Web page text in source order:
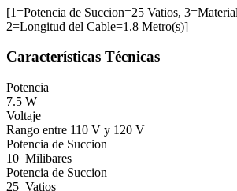
[1=Potencia de Succion=25 Vatios,
2=Longitud del Cable=1.8 Metro(s)]
Características Técnicas
Potencia
7.5 W
Voltaje
Rango entre 110 V y 120 V
Potencia de Succion
10 Milibares
Potencia de Succion
25 Vatios